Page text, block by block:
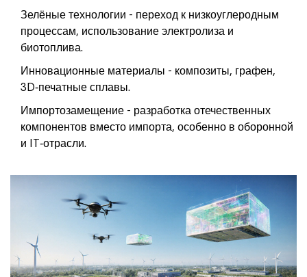
Зелёные технологии - переход к низкоуглеродным
процессам, использование электролиза и
биотоплива.
Инновационные материалы - композиты, графен,
3D‑печатные сплавы.
Импортозамещение - разработка отечественных
компонентов вместо импорта, особенно в оборонной
и IT‑отрасли.